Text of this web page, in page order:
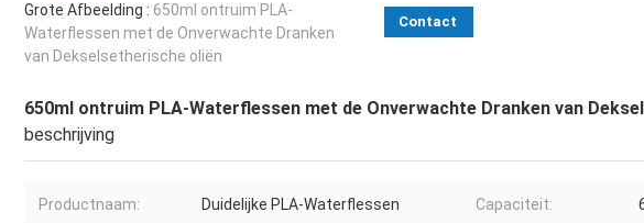
Grote Afbeelding : 650ml ontruim PLA-
Waterflessen met de Onverwachte Dranken
van Dekselsetherische oliën
Contact
650ml ontruim PLA-Waterflessen met de Onverwachte Dranken van
beschrijving
Productnaam: Duidelijke PLA-Waterflessen Capaciteit: